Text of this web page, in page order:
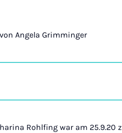
Angela Grimminger
Rohlfing war am 25.9.20